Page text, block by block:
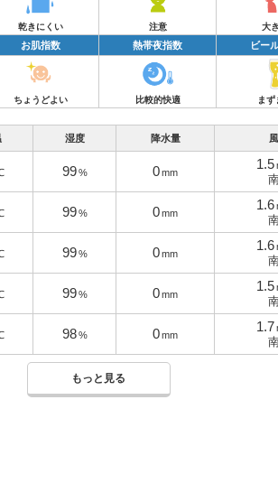
乾きにくい 注意 大
お肌指数 熱帯夜指数 ビー
ちょうどよい 比較的快適 まず
湿度 降水量 風
99 % 0mm
1.5
99 % 0mm
1.6
99 % 0mm
1.6
99 % 0mm
1.5
98 % 0mm
1.7
もっと見る